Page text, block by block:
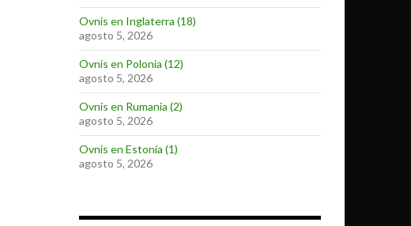
Ovnis en Inglaterra (18)
agosto 5, 2026
Ovnis en Polonia (12)
agosto 5, 2026
Ovnis en Rumania (2)
agosto 5, 2026
Ovnis en Estonia (1)
agosto 5, 2026